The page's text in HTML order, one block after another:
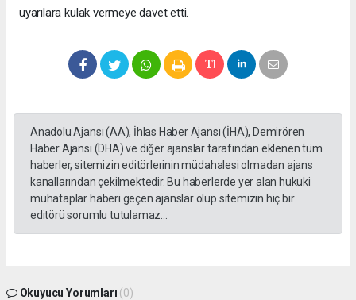
uyarılara kulak vermeye davet etti.
Anadolu Ajansı (AA), İhlas Haber Ajansı (İHA), Demirören
Haber Ajansı (DHA) ve diğer ajanslar tarafından eklenen tüm
haberler, sitemizin editörlerinin müdahalesi olmadan ajans
kanallarından çekilmektedir. Bu haberlerde yer alan hukuki
muhataplar haberi geçen ajanslar olup sitemizin hiç bir
editörü sorumlu tutulamaz...
Okuyucu Yorumları (0)